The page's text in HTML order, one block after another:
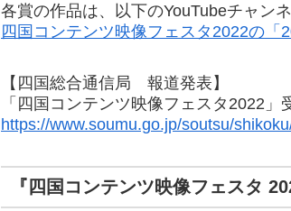
各賞の作品は、以下のYouTubeチャン
四国コンテンツ映像フェスタ2022の「
【四国総合通信局 報道発表】
「四国コンテンツ映像フェスタ2022」
https://www.soumu.go.jp/soutsu/
『四国コンテンツ映像フェスタ